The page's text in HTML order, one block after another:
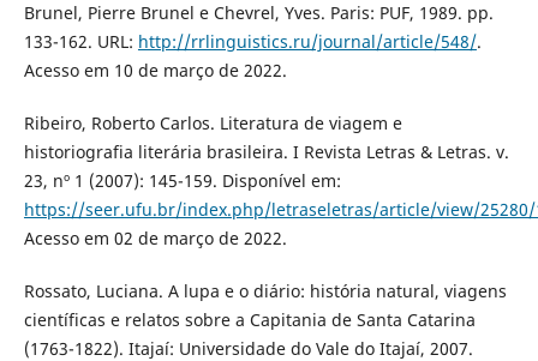
Brunel, Pierre Brunel e Chevrel, Yves. Paris: PUF, 1989. pp.
133-162. URL: http://rrlinguistics.ru/journal/article/548/.
Acesso em 10 de março de 2022.
Ribeiro, Roberto Carlos. Literatura de viagem e
historiografia literária brasileira. I Revista Letras & Letras. v.
23, nº 1 (2007): 145-159. Disponível em:
https://seer.ufu.br/index.php/letraseletras/article/view/25280/
Acesso em 02 de março de 2022.
Rossato, Luciana. A lupa e o diário: história natural, viagens
científicas e relatos sobre a Capitania de Santa Catarina
(1763-1822). Itajaí: Universidade do Vale do Itajaí, 2007.